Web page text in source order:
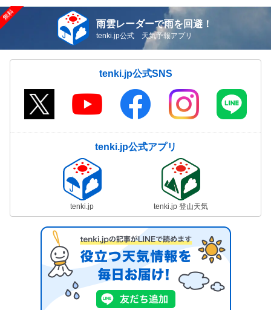
雨雲レーダーで雨を回避！
tenki.jp公式 天気予報アプリ
tenki.jp公式SNS
tenki.jp公式アプリ
tenki.jp tenki.jp 登山天気